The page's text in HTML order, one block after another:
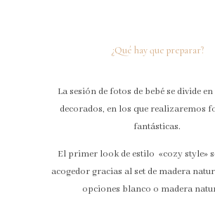
¿Qué hay que preparar?
La sesión de fotos de bebé se divide
decorados, en los que realizaremos
fantásticas.
El primer look de estilo «cozy style»
acogedor gracias al set de madera
opciones blanco o madera